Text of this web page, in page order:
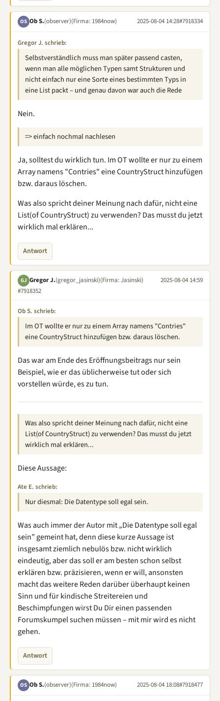
OS Ob S.(observer)(Firma: 1984now) 2025-08-04 14:28#7918334
Gregor J. schrieb:
Selbstverständlich muss man später passend casten,
wenn man alle möglichen Typen samt Strukturen und
nicht einfach nur eine Sorte eines bestimmten Typs in
eine List packt – und genau davon war auch die Rede
Nein.
=> einfach nochmal nachlesen
Ja, solltest du wirklich tun. Im OT wollte er nur zu einem
Array namens "Contries" eine CountryStruct hinzufügen
bzw. daraus löschen.
Was also spricht deiner Meinung nach dafür, nicht eine
List(of CountryStruct) zu verwenden? Das musst du jetzt
wirklich mal erklären...
Antwort
GJ Gregor J.(gregor_jasinski)(Firma: Jasinski)
2025-08-04 14:59
#7918352
Ob S. schrieb:
Im OT wollte er nur zu einem Array namens "Contries"
eine CountryStruct hinzufügen bzw. daraus löschen.
Das war am Ende des Eröffnungsbeitrags nur sein
Beispiel, wie er das üblicherweise tut oder sich
vorstellen würde, es zu tun.
Was also spricht deiner Meinung nach dafür, nicht eine
List(of CountryStruct) zu verwenden? Das musst du jetzt
wirklich mal erklären...
Diese Aussage:
Ate E. schrieb:
Nur diesmal: Die Datentype soll egal sein.
Was auch immer der Autor mit „Die Datentype soll egal
sein” gemeint hat, denn diese kurze Aussage ist
insgesamt ziemlich nebulös bzw. nicht wirklich
eindeutig, aber das soll er am besten schon selbst
erklären bzw. präzisieren, wenn er will, ansonsten
macht das weitere Reden darüber überhaupt keinen
Sinn und für kindische Streitereien und
Beschimpfungen wirst Du Dir einen passenden
Forumskumpel suchen müssen – mit mir wird es nicht
gehen.
Antwort
OS Ob S.(observer)(Firma: 1984now) 2025-08-04 18:08#7918477